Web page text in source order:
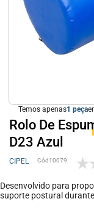
Temos apenas1
Rolo De
D23 Azul
CIPEL 10079
Desenvolvido para
suporte postural